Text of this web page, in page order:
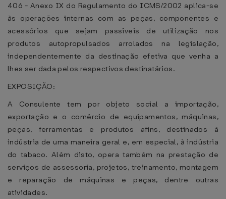
406 - Anexo IX do Regulamento do ICMS/2002 aplica-se
às operações internas com as peças, componentes e
acessórios que sejam passíveis de utilização nos
produtos autopropulsados arrolados na legislação,
independentemente da destinação efetiva que venha a
lhes ser dada pelos respectivos destinatários.
EXPOSIÇÃO:
A Consulente tem por objeto social a importação,
exportação e o comércio de equipamentos, máquinas,
peças, ferramentas e produtos afins, destinados à
indústria de uma maneira geral e, em especial, à indústria
do tabaco. Além disto, opera também na prestação de
serviços de assessoria, projetos, treinamento, montagem
e reparação de máquinas e peças, dentre outras
atividades.